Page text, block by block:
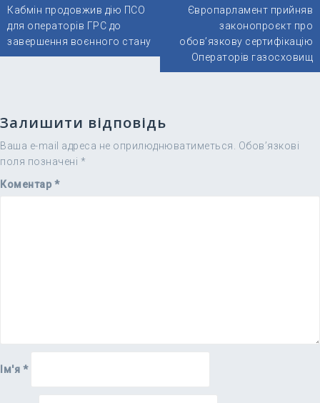
записів
Кабмін продовжив дію ПСО
для операторів ГРС до
завершення воєнного стану
Європарламент прийняв
законопроєкт про
обов’язкову сертифікацію
Операторів газосховищ
Залишити відповідь
Ваша e-mail адреса не оприлюднюватиметься.
Обов’язкові
поля позначені *
Коментар *
Ім'я *